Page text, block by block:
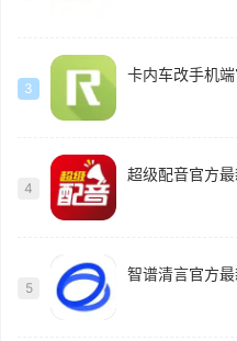
3
卡内车改手机
4
超级配音官方
5
智谱清言官方